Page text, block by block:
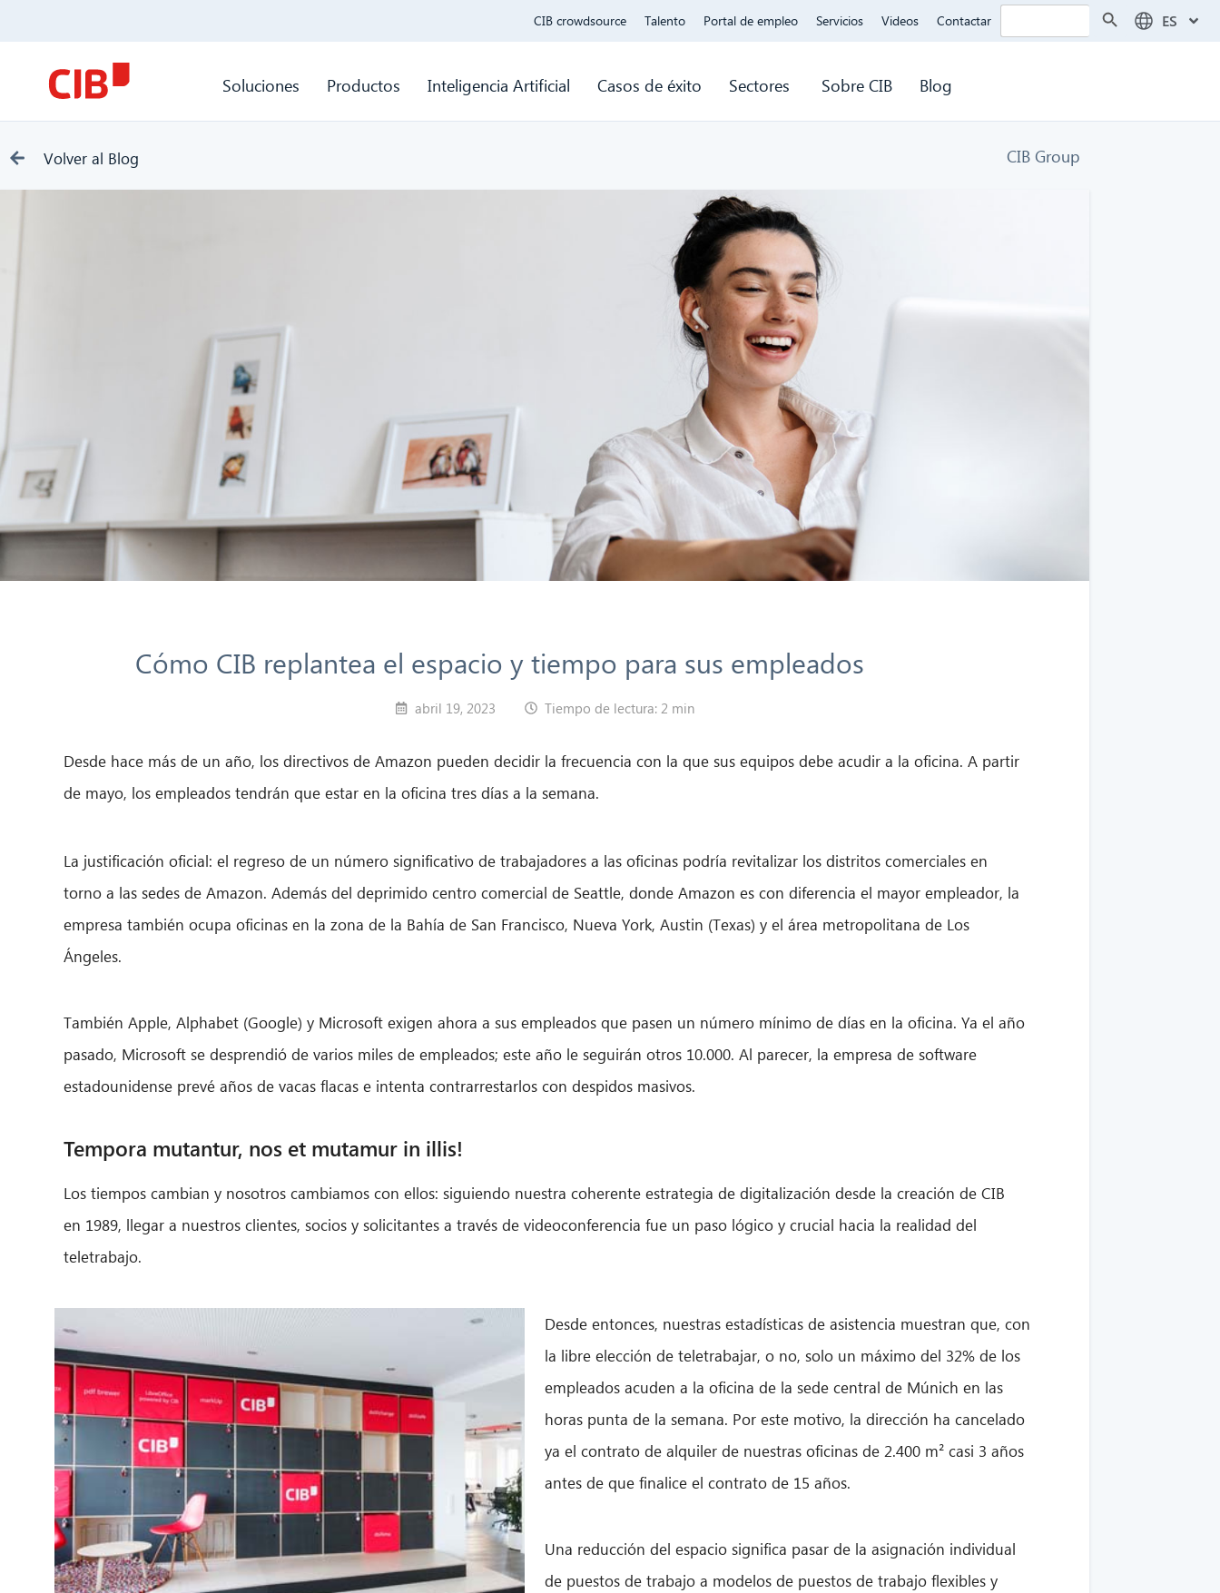
CIB crowdsource Talento Portal de empleo Servicios Videos Contactar Buscar: ES
Soluciones Productos Inteligencia Artificial Casos de éxito Sectores Sobre CIB Blog
Volver al Blog CIB Group
Cómo CIB replantea el espacio y tiempo para sus empleados
abril 19, 2023 Tiempo de lectura: 2 min
Desde hace más de un año, los directivos de Amazon pueden decidir la frecuencia con la que sus equipos debe acudir a la oficina. A partir
de mayo, los empleados tendrán que estar en la oficina tres días a la semana.
La justificación oficial: el regreso de un número significativo de trabajadores a las oficinas podría revitalizar los distritos comerciales en
torno a las sedes de Amazon. Además del deprimido centro comercial de Seattle, donde Amazon es con diferencia el mayor empleador, la
empresa también ocupa oficinas en la zona de la Bahía de San Francisco, Nueva York, Austin (Texas) y el área metropolitana de Los
Ángeles.
También Apple, Alphabet (Google) y Microsoft exigen ahora a sus empleados que pasen un número mínimo de días en la oficina. Ya el año
pasado, Microsoft se desprendió de varios miles de empleados; este año le seguirán otros 10.000. Al parecer, la empresa de software
estadounidense prevé años de vacas flacas e intenta contrarrestarlos con despidos masivos.
Tempora mutantur, nos et mutamur in illis!
Los tiempos cambian y nosotros cambiamos con ellos: siguiendo nuestra coherente estrategia de digitalización desde la creación de CIB
en 1989, llegar a nuestros clientes, socios y solicitantes a través de videoconferencia fue un paso lógico y crucial hacia la realidad del
teletrabajo.
Desde entonces, nuestras estadísticas de asistencia muestran que, con
la libre elección de teletrabajar, o no, solo un máximo del 32% de los
empleados acuden a la oficina de la sede central de Múnich en las
horas punta de la semana. Por este motivo, la dirección ha cancelado
ya el contrato de alquiler de nuestras oficinas de 2.400 m² casi 3 años
antes de que finalice el contrato de 15 años.
Una reducción del espacio significa pasar de la asignación individual
de puestos de trabajo a modelos de puestos de trabajo flexibles y